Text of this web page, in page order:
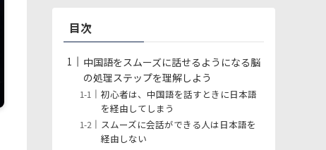
目次
中国語をスムーズに話せるようになる脳
の処理ステップを理解しよう
初心者は、中国語を話すときに日本語
を経由してしまう
スムーズに会話ができる人は日本語を
経由しない